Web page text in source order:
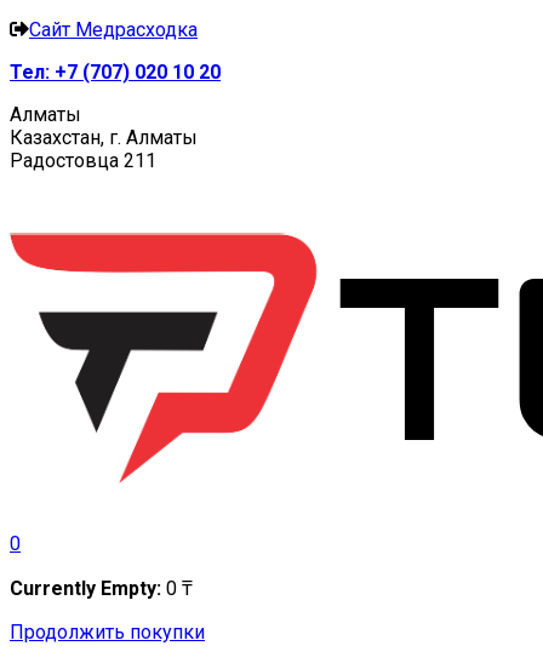
Сайт Медрасходка
Тел: +7 (707) 020 10 20
Алматы
Казахстан, г. Алматы
Радостовца 211
0
Currently Empty: 0 ₸
Продолжить покупки